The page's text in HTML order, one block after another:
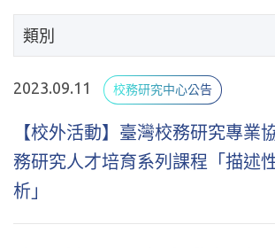
類別
2023.09.11 校務研究中心公告
【校外活動】臺灣校務研究專業
務研究人才培育系列課程「描述
析」